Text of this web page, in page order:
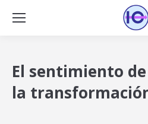
El sentimiento
la